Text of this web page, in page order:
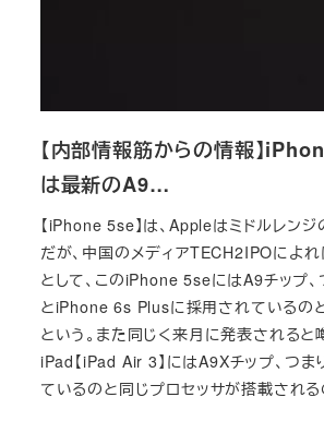
【内部情報筋からの情報】
は最新のA9…
【iPhone 5se】は、Appleはミドルレン
だが、中国のメディアTECH2IPOによ
として、このiPhone 5seにはA9チップ
とiPhone 6s Plusに採用されているの
という。また同じく来月に発表される
iPad【iPad Air 3】にはA9Xチップ、つ
ているのと同じプロセッサが搭載される